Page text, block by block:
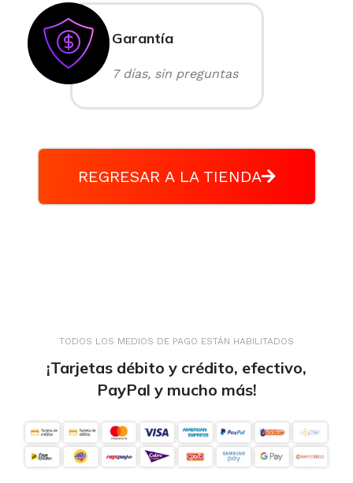
Garantía
7 días, sin preguntas
REGRESAR A LA TIENDA
TODOS LOS MEDIOS DE PAGO ESTÁN HABILITADOS
¡Tarjetas débito y crédito, efectivo,
PayPal y mucho más!